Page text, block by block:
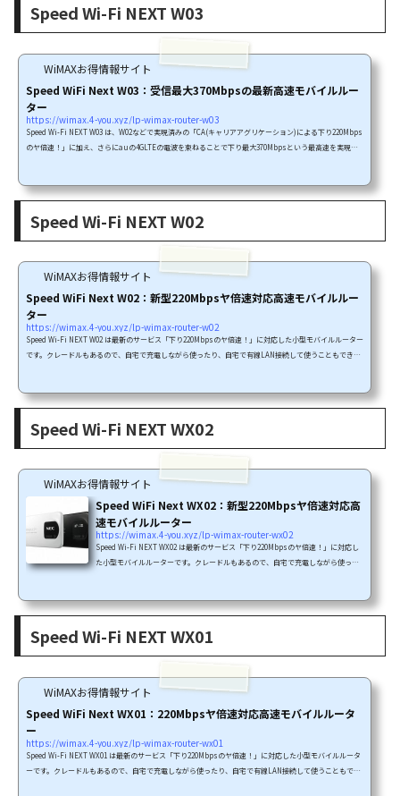
20Mbpsエリア」です。Speed Wi-Fi NEXT W04は「4×4MIMO およびCA(キ...
Speed Wi-Fi NEXT W03
WiMAXお得情報サイト
Speed WiFi Next W03：受信最大370Mbpsの最新高速モバイルルー
ター
https://wimax.4-you.xyz/lp-wimax-router-w03
Speed Wi-Fi NEXT W03 は、W02などで実現済みの「CA(キャリアアグリケーション)による下り220Mbps
のヤ倍速！」に加え、さらにauの4GLTEの電波を束ねることで下り最大370Mbpsという最高速を実現で
大370Mbpsエリア」では最新のサービスをりようすることができます。・エリアの説明はこちらSpeed W
Speed Wi-Fi NEXT W02
WiMAXお得情報サイト
Speed WiFi Next W02：新型220Mbpsヤ倍速対応高速モバイルルー
ター
https://wimax.4-you.xyz/lp-wimax-router-w02
Speed Wi-Fi NEXT W02 は最新のサービス「下り220Mbpsのヤ倍速！」に対応した小型モバイルルーター
です。クレードルもあるので、自宅で充電しながら使ったり、自宅で有線LAN接続して使うこともできま
ーション)による下り220Mbpsエリア」に対応したWiMAXルーターです。エリア確認必須です！では個別
Speed Wi-Fi NEXT WX02
WiMAXお得情報サイト
Speed WiFi Next WX02：新型220Mbpsヤ倍速対応高
速モバイルルーター
https://wimax.4-you.xyz/lp-wimax-router-wx02
Speed Wi-Fi NEXT WX02 は最新のサービス「下り220Mbpsのヤ倍速！」に対応し
た小型モバイルルーターです。クレードルもあるので、自宅で充電しながら使った
エリア」です。・エリアの説明はこちらSpeed Wi-Fi NEXT WX02は「4×4MIMOに
Speed Wi-Fi NEXT WX01
WiMAXお得情報サイト
Speed WiFi Next WX01：220Mbpsヤ倍速対応高速モバイルルータ
ー
https://wimax.4-you.xyz/lp-wimax-router-wx01
Speed Wi-Fi NEXT WX01 は最新のサービス「下り220Mbpsのヤ倍速！」に対応した小型モバイルルータ
ーです。クレードルもあるので、自宅で充電しながら使ったり、自宅で有線LAN接続して使うこともでき